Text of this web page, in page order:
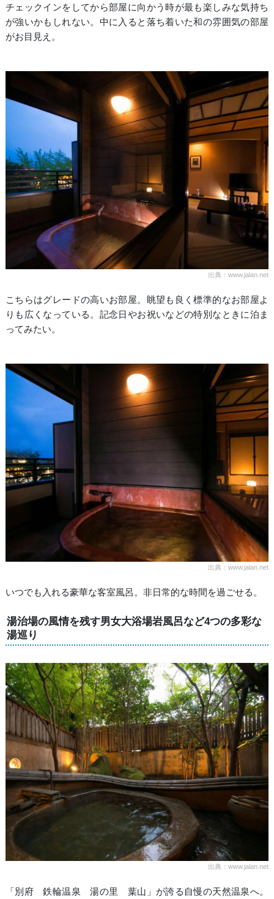
チェックインをしてから部屋に向かう時が最も楽しみな気持ち
が強いかもしれない。中に入ると落ち着いた和の雰囲気の部屋
がお目見え。
出典：www.jalan.net
こちらはグレードの高いお部屋。眺望も良く標準的なお部屋よ
りも広くなっている。記念日やお祝いなどの特別なときに泊ま
ってみたい。
出典：www.jalan.net
いつでも入れる豪華な客室風呂。非日常的な時間を過ごせる。
湯治場の風情を残す男女大浴場岩風呂など4つの多彩な
湯巡り
出典：www.jalan.net
「別府 鉄輪温泉 湯の里 葉山」が誇る自慢の天然温泉へ。